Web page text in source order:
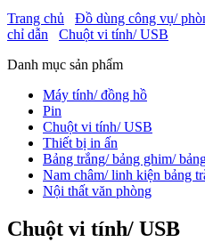
Trang chủ
Đồ dùng công vụ/
chỉ dẫn
Chuột vi tính/ USB
Danh mục sản phẩm
Máy tính/ đồng hồ
Pin
Chuột vi tính/ USB
Thiết bị in ấn
Bảng trắng/ bảng ghim/
Nam châm/ linh kiện bảng
Nội thất văn phòng
Chuột vi tính/ USB